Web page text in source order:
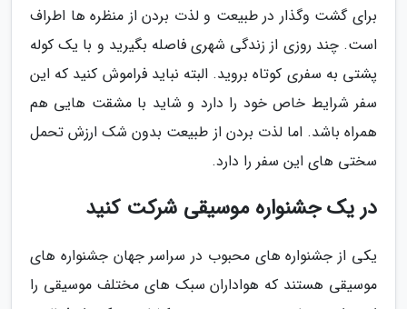
برای گشت وگذار در طبیعت و لذت بردن از منظره ها اطراف
است. چند روزی از زندگی شهری فاصله بگیرید و با یک کوله
پشتی به سفری کوتاه بروید. البته نباید فراموش کنید که این
سفر شرایط خاص خود را دارد و شاید با مشقت هایی هم
همراه باشد. اما لذت بردن از طبیعت بدون شک ارزش تحمل
سختی های این سفر را دارد.
در یک جشنواره موسیقی شرکت کنید
یکی از جشنواره های محبوب در سراسر جهان جشنواره های
موسیقی هستند که هواداران سبک های مختلف موسیقی را